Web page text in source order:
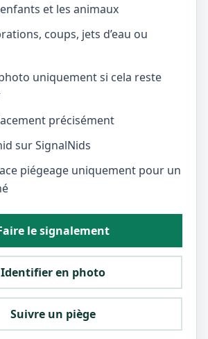
et les animaux
coups, jets d’eau ou
uniquement si cela reste
précisément
sur SignalNids
piégeage uniquement pour un
le signalement
Identifier en photo
Suivre un piège